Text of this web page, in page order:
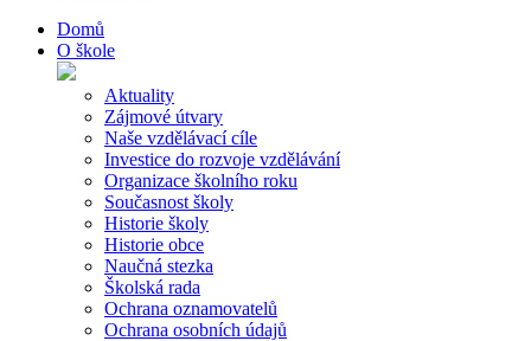
Domů
O škole
Aktuality
Zájmové útvary
Naše vzdělávací cíle
Investice do rozvoje vzdělávání
Organizace školního roku
Současnost školy
Historie školy
Historie obce
Naučná stezka
Školská rada
Ochrana oznamovatelů
Ochrana osobních údajů